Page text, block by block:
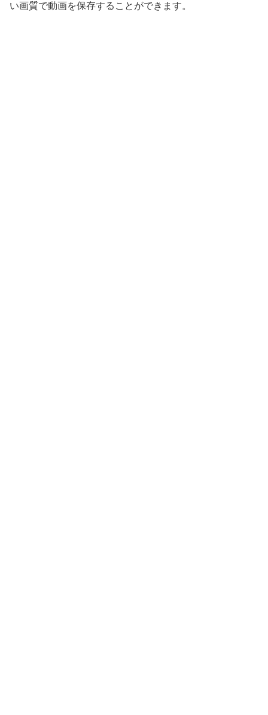
い画質で動画を保存することができます。